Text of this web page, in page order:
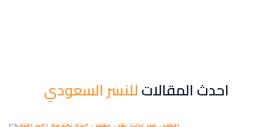
احدث المقالاتللنسر السعودي